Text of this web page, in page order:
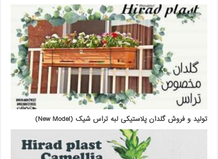
تولید و فروش گلدان پلاستیکی لبه تراس شیک (New Model)